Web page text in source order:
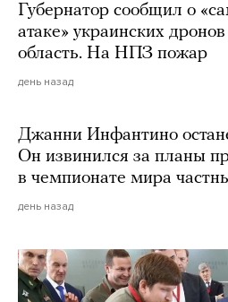
Губернатор сообщил о
атаке» украинских
область. На НПЗ пожар
день назад
Джанни Инфантино
Он извинился за планы
в чемпионате мира
день назад